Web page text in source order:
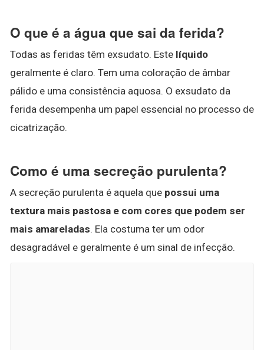
O que é a água que sai da ferida?
Todas as feridas têm exsudato. Este líquido
geralmente é claro. Tem uma coloração de âmbar
pálido e uma consistência aquosa. O exsudato da
ferida desempenha um papel essencial no processo de
cicatrização.
Como é uma secreção purulenta?
A secreção purulenta é aquela que possui uma
textura mais pastosa e com cores que podem ser
mais amareladas. Ela costuma ter um odor
desagradável e geralmente é um sinal de infecção.